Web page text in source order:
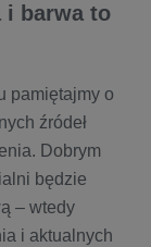
i barwa to
pamiętajmy o
źródeł
Dobrym
będzie
– wtedy
i aktualnych